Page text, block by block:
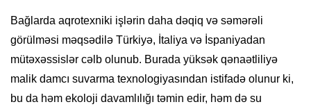
Bağlarda aqrotexniki işlərin daha dəqiq və səmərəli
görülməsi məqsədilə Türkiyə, İtaliya və İspaniyadan
mütəxəssislər cəlb olunub. Burada yüksək qənaətliliyə
malik damcı suvarma texnologiyasından istifadə olunur ki,
bu da həm ekoloji davamlılığı təmin edir, həm də su